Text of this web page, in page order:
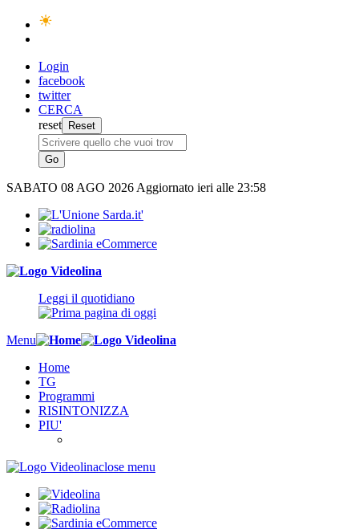
Login
facebook
twitter
CERCA
reset
SABATO 08 AGO 2026 Aggiornato ieri alle 23:58
Leggi il quotidiano
Menu
Home
TG
Programmi
RISINTONIZZA
PIU'
close menu